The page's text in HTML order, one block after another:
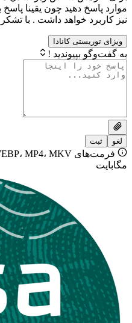
دهید چون یقینا پاسخ به این
خواهد داشت . با تشکر
کانادا
!